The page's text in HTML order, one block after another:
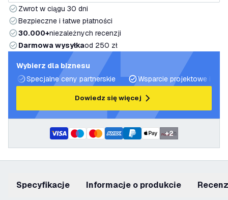
Zwrot w ciągu 30 dni
Bezpieczne i łatwe płatności
30.000+niezależnych recenzji
Darmowa wysyłkaod 250 zł
Wybierz dla biznesu
Specjalne ceny partnerskie
Wsparcie projektowe i
Dowiedz się więcej
+2
Specyfikacje informacje o produkcie